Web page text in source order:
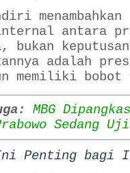
antara
bukan
adalah
memiliki bobot
MBG
Sedang
Ini Penting bagi